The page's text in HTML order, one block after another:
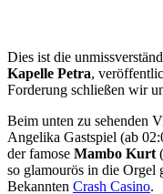
Dies ist die
Kapelle Petra,
Forderung schließen wir
Beim unten zu sehenden
Angelika Gastspiel (ab
der famose Mambo Kurt
so glamourös in die Orgel
Bekannten Crash Casino.